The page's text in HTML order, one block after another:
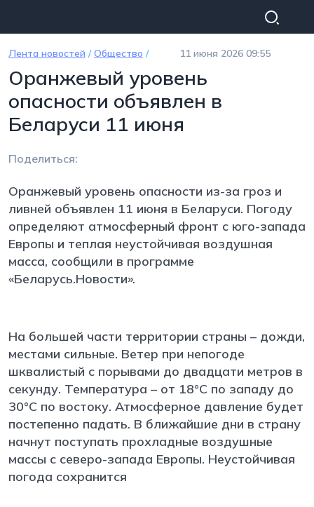
Лента новостей /Общество / 11 июня 2026 09:55
Оранжевый уровень
опасности объявлен в
Беларуси 11 июня
Поделиться:
Оранжевый уровень опасности из-за гроз и
ливней объявлен 11 июня в Беларуси. Погоду
определяют атмосферный фронт с юго-запада
Европы и теплая неустойчивая воздушная
масса, сообщили в программе
«Беларусь.Новости».
На большей части территории страны – дожди,
местами сильные. Ветер при непогоде
шквалистый с порывами до двадцати метров в
секунду. Температура – от 18°С по западу до
30°С по востоку. Атмосферное давление будет
постепенно падать. В ближайшие дни в страну
начнут поступать прохладные воздушные
массы с северо-запада Европы. Неустойчивая
погода сохранится